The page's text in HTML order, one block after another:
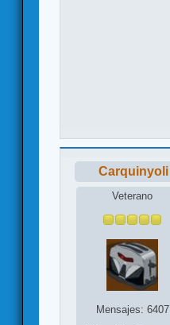
Carquinyoli
Veterano
Mensajes: 6407